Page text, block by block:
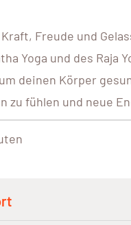
Freude und
Yoga und des Raja
deinen Körper
zu fühlen und neue